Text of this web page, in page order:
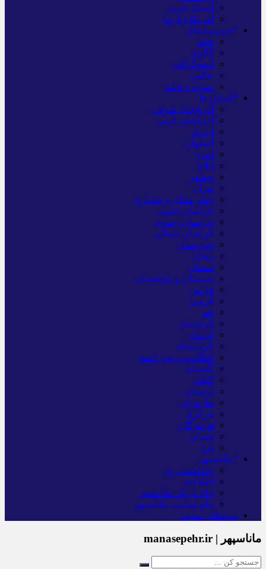
آسیای غربی
آمریکا و اروپا
*چندرسانه‌ای
فیلم
گالری
اینفوگرافی
عکس
صوت و فیلم
*استان ها
آذربایجان شرقی
آذربایجان غربی
اردبیل
اصفهان
البرز
ایلام
بوشهر
تهران
چهار محال و بختیاری
خراسان جنوبی
خراسان رضوی
خراسان شمالی
خوزستان
زنجان
سمنان
سیستان و بلوچستان
فارس
قزوین
قم
کردستان
کرمان
کرمانشاه
کهگلویه و بویر احمد
گلستان
گیلان
لرستان
مازندران
مرکزی
هرمزگان
همدان
یزد
*ماناسپهر
یادداشت روز
اطلاعیه
پیام تبریک ماناسپهر
پیام تسلیت ماناسپهر
پیوندهای سایت
ماناسپهر | manasepehr.ir